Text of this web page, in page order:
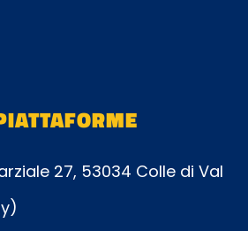
27, 53034 Colle di Val